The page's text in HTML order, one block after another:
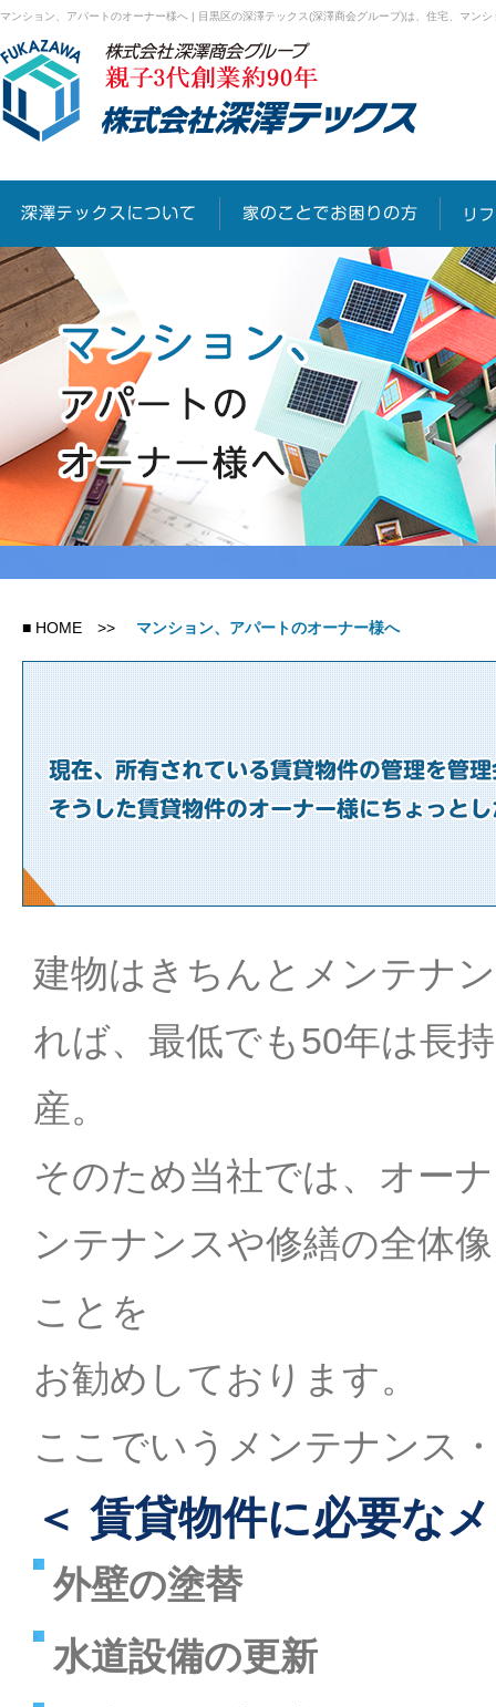
マンション、アパートのオーナー様へ | 目黒区の深澤テックス(深澤商会グループ)は、住宅、マン
■ HOME >> マンション、アパートのオーナー様へ
建物はきちんとメンテナ
れば、最低でも50年は長
産。
そのため当社では、オー
ンテナンスや修繕の全体
ことを
お勧めしております。
ここでいうメンテナンス
＜ 賃貸物件に必要な
外壁の塗替
水道設備の更新